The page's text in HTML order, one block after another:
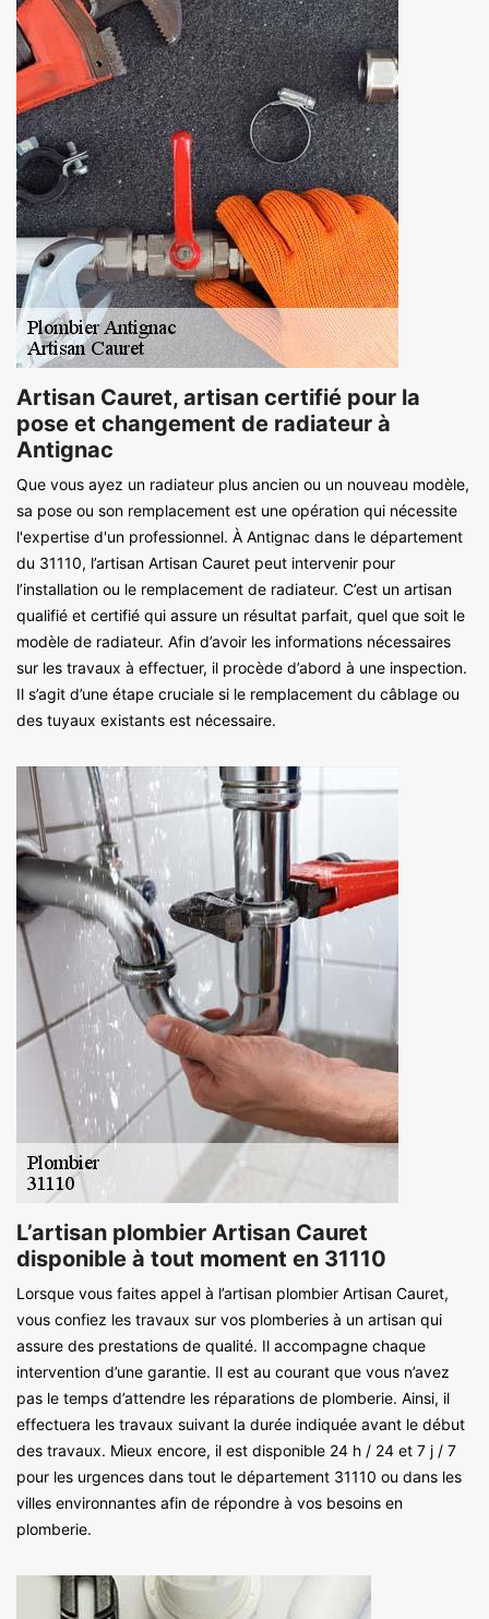
Artisan Cauret, artisan certifié pour la
pose et changement de radiateur à
Antignac
Que vous ayez un radiateur plus ancien ou un nouveau modèle,
sa pose ou son remplacement est une opération qui nécessite
l'expertise d'un professionnel. À Antignac dans le département
du 31110, l’artisan Artisan Cauret peut intervenir pour
l’installation ou le remplacement de radiateur. C’est un artisan
qualifié et certifié qui assure un résultat parfait, quel que soit le
modèle de radiateur. Afin d’avoir les informations nécessaires
sur les travaux à effectuer, il procède d’abord à une inspection.
Il s’agit d’une étape cruciale si le remplacement du câblage ou
des tuyaux existants est nécessaire.
L’artisan plombier Artisan Cauret
disponible à tout moment en 31110
Lorsque vous faites appel à l’artisan plombier Artisan Cauret,
vous confiez les travaux sur vos plomberies à un artisan qui
assure des prestations de qualité. Il accompagne chaque
intervention d’une garantie. Il est au courant que vous n’avez
pas le temps d’attendre les réparations de plomberie. Ainsi, il
effectuera les travaux suivant la durée indiquée avant le début
des travaux. Mieux encore, il est disponible 24 h / 24 et 7 j / 7
pour les urgences dans tout le département 31110 ou dans les
villes environnantes afin de répondre à vos besoins en
plomberie.